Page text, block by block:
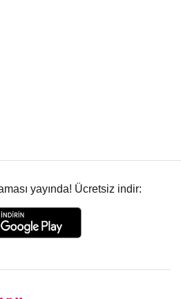
yayında! Ücretsiz indir: